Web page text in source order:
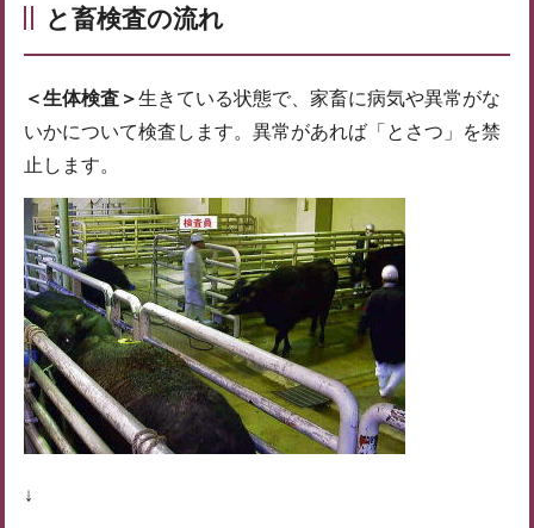
と畜検査の流れ
＜生体検査＞生きている状態で、家畜に病気や異常がな
いかについて検査します。異常があれば「とさつ」を禁
止します。
↓